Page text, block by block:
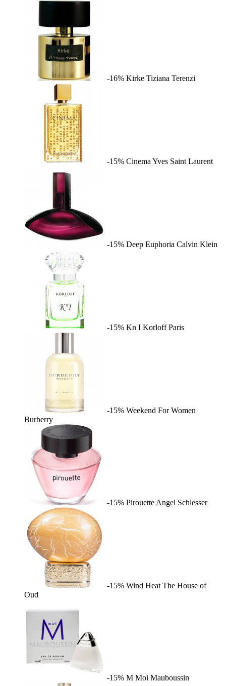
-16% Kirke Tiziana Terenzi
-15% Cinema Yves Saint Laurent
-15% Deep Euphoria Calvin Klein
-15% Kn I Korloff Paris
-15% Weekend For Women
Burberry
-15% Pirouette Angel Schlesser
-15% Wind Heat The House of
Oud
-15% M Moi Mauboussin